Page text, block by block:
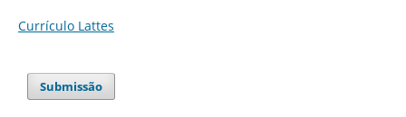
Currículo Lattes
Submissão